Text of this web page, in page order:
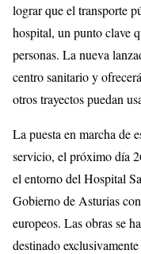
lograr que el transporte
hospital, un punto clave
personas. La nueva
centro sanitario y
otros trayectos puedan
La puesta en marcha de
servicio, el próximo día
el entorno del Hospital
Gobierno de Asturias
europeos. Las obras se
destinado